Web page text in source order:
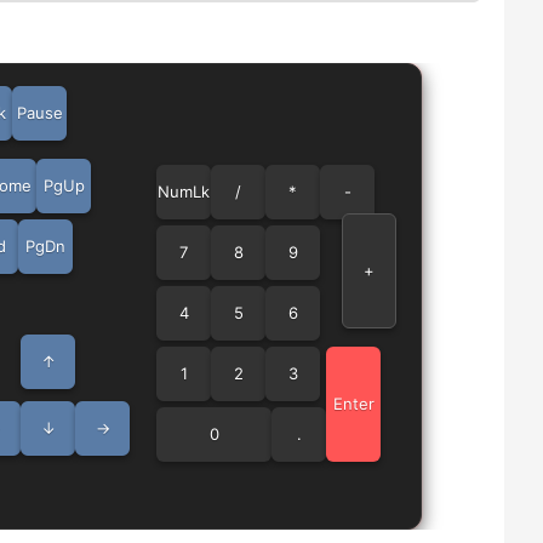
Pause
PgUp
PgDn
↑
↓ →
NumLk / * -
7 8 9
4 5 6
+
1 2 3
0 .
Enter